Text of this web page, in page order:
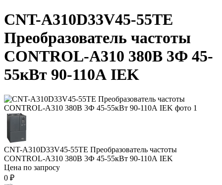
CNT-A310D33V45-55TE
Преобразователь частоты
CONTROL-A310 380В 3Ф 45-
55кВт 90-110А IEK
CNT-A310D33V45-55TE Преобразователь частоты
CONTROL-A310 380В 3Ф 45-55кВт 90-110А IEK
Цена по запросу
0 ₽